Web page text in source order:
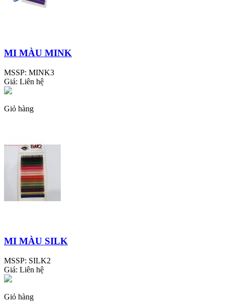
MI MÀU MINK
MSSP: MINK3
Giá: Liên hệ
Giỏ hàng
MI MÀU SILK
MSSP: SILK2
Giá: Liên hệ
Giỏ hàng